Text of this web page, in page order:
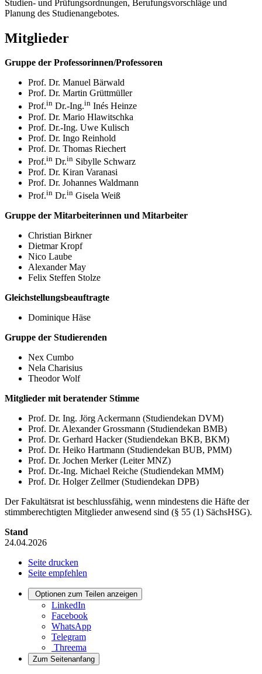
Studien- und Prüfungsordnungen, Berufungsvorschläge und
Planung des Studienangebotes.
Mitglieder
Gruppe der Professorinnen/Professoren
Prof. Dr. Manuel Bärwald
Prof. Dr. Martin Grüttmüller
Prof.in Dr.-Ing.in Inés Heinze
Prof. Dr. Mario Hlawitschka
Prof. Dr.-Ing. Uwe Kulisch
Prof. Dr. Ingo Reinhold
Prof. Dr. Thomas Riechert
Prof.in Dr.in Sibylle Schwarz
Prof. Dr. Kiran Varanasi
Prof. Dr. Johannes Waldmann
Prof.in Dr.in Gisela Weiß
Gruppe der Mitarbeiterinnen und Mitarbeiter
Christian Birkner
Dietmar Kropf
Nico Laube
Alexander May
Felix Steffen Stolze
Gleichstellungsbeauftragte
Dominique Häse
Gruppe der Studierenden
Nex Cumbo
Nela Charisius
Theodor Wolf
Mitglieder mit beratender Stimme
Prof. Dr. Ing. Jörg Ackermann (Studiendekan DVM)
Prof. Dr. Alexander Grossmann (Studiendekan BMB)
Prof. Dr. Gerhard Hacker (Studiendekan BKB, BKM)
Prof. Dr. Heiko Hartmann (Studiendekan BUB, PMM)
Prof. Dr. Jochen Merker (Leiter MNZ)
Prof. Dr.-Ing. Michael Reiche (Studiendekan MMM)
Prof. Dr. Holger Zellmer (Studiendekan DPB)
Der Fakultätsrat ist beschlussfähig, wenn mindestens die Häfte der
stimmberechtigten Mitglieder anwesend sind (§ 55 (1) SächsHSG).
Stand
24.04.2026
Seite drucken
Seite empfehlen
Optionen zum Teilen anzeigen
LinkedIn
Facebook
WhatsApp
Telegram
Threema
Zum Seitenanfang